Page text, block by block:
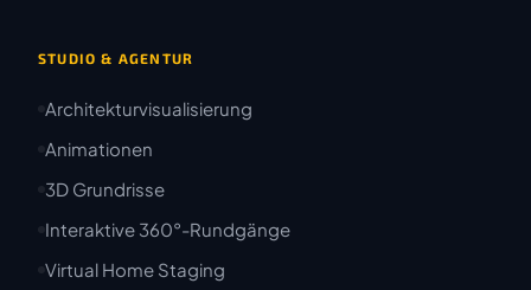
STUDIO & AGENTUR
Architekturvisualisierung
Animationen
3D Grundrisse
Interaktive 360°-Rundgänge
Virtual Home Staging